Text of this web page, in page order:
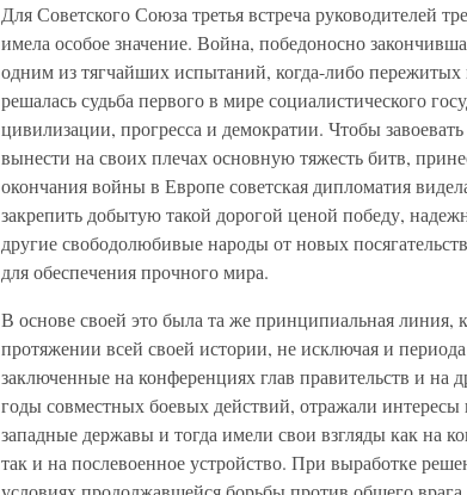
Для Советского Союза третья встреча руководителей
имела особое значение. Война, победоносно
одним из тягчайших испытаний, когда-либо
решалась судьба первого в мире социалистического
цивилизации, прогресса и демократии. Чтобы
вынести на своих плечах основную тяжесть битв,
окончания войны в Европе советская дипломатия
закрепить добытую такой дорогой ценой победу,
другие свободолюбивые народы от новых
для обеспечения прочного мира.
В основе своей это была та же принципиальная
протяжении всей своей истории, не исключая и
заключенные на конференциях глав правительств и
годы совместных боевых действий, отражали интересы
западные державы и тогда имели свои взгляды как на
так и на послевоенное устройство. При выработке